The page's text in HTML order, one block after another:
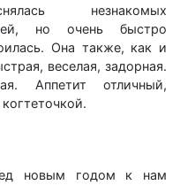
незнакомых
но очень быстро
Она также, как и
веселая, задорная.
Аппетит отличный,
новым годом к нам